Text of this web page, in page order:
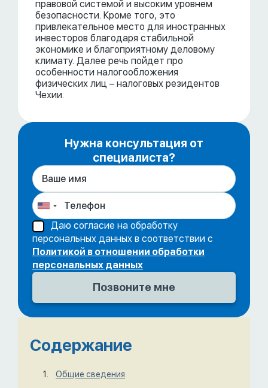
правовой системой и высоким уровнем
безопасности. Кроме того, это
привлекательное место для иностранных
инвесторов благодаря стабильной
экономике и благоприятному деловому
климату. Далее речь пойдет про
особенности налогообложения
физических лиц – налоговых резидентов
Чехии.
Нужна консультация от
специалиста?
Даю согласие на обработку
персональных данных в соответствии с
Политикой в отношении обработки
персональных данных
Содержание
Общие сведения